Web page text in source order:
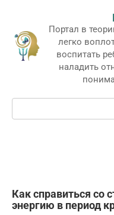
контенту
Портал в
легко
воспитать
наладить
Поиск:
Как справиться со
энергию в период